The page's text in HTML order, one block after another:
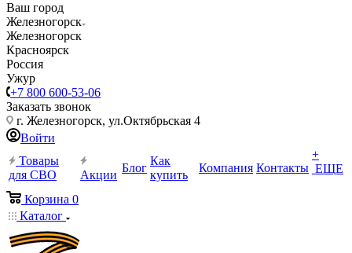
Ваш город
Железногорск
Железногорск
Красноярск
Россия
Ужур
+7 800 600-53-06
Заказать звонок
г. Железногорск, ул.Октябрьская 4
Войти
Товары
для СВО
Акции
Блог
Как
купить
Компания Контакты
+
ЕЩЕ
Корзина 0
Каталог